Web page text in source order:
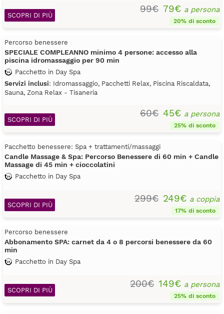
99€ 79€ a persona
20% di sconto
SCOPRI DI PIÙ
Percorso benessere
SPECIALE COMPLEANNO minimo 4 persone: accesso alla
piscina idromassaggio per 90 min
Pacchetto in Day Spa
Servizi inclusi: Idromassaggio, Pacchetti Relax, Piscina Riscaldata,
Sauna, Zona Relax - Tisaneria
60€ 45€ a persona
25% di sconto
SCOPRI DI PIÙ
Pacchetto benessere: Spa + trattamenti/massaggi
Candle Massage & Spa: Percorso Benessere di 60 min + Candle
Massage di 45 min + cioccolatini
Pacchetto in Day Spa
299€ 249€ a coppia
17% di sconto
SCOPRI DI PIÙ
Percorso benessere
Abbonamento SPA: carnet da 4 o 8 percorsi benessere da 60
min
Pacchetto in Day Spa
200€ 149€ a persona
25% di sconto
SCOPRI DI PIÙ